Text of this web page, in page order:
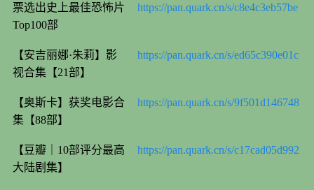
票选出史上最佳恐怖片
Top100部
https://pan.quark.cn/s/c8e4c3eb57be
【安吉丽娜·朱莉】影
视合集【21部】
https://pan.quark.cn/s/ed65c390e01c
【奥斯卡】获奖电影合
集【88部】
https://pan.quark.cn/s/9f501d146748
【豆瓣｜10部评分最高
大陆剧集】
https://pan.quark.cn/s/c17cad05d992